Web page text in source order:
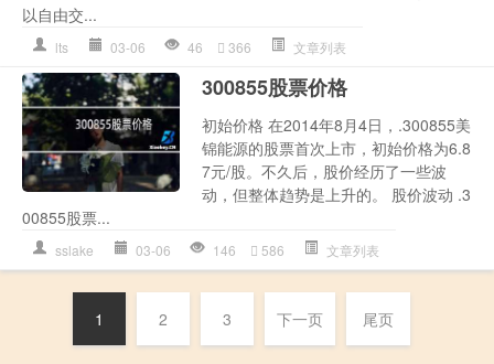
以自由交...
lts 03-06 46 366 文章列表
300855股票价格
初始价格 在2014年8月4日，.300855美
锦能源的股票首次上市，初始价格为6.8
7元/股。不久后，股价经历了一些波
动，但整体趋势是上升的。 股价波动 .3
00855股票...
sslake 03-06 146 586 文章列表
1 2 3 下一页 尾页